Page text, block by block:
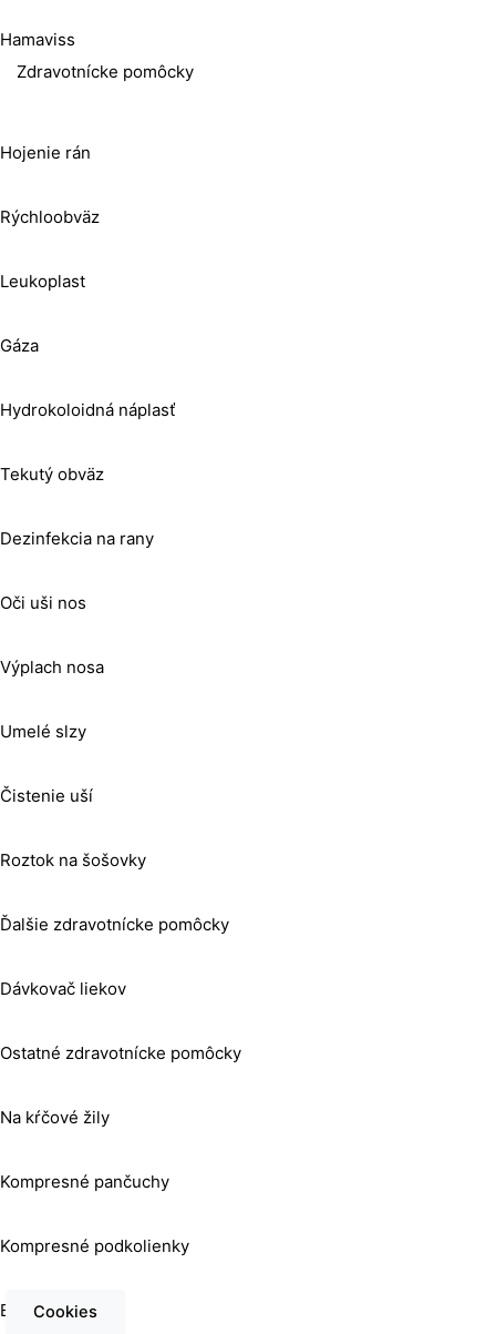
Hamaviss
Zdravotnícke pomôcky
Hojenie rán
Rýchloobväz
Leukoplast
Gáza
Hydrokoloidná náplasť
Tekutý obväz
Dezinfekcia na rany
Oči uši nos
Výplach nosa
Umelé slzy
Čistenie uší
Roztok na šošovky
Ďalšie zdravotnícke pomôcky
Dávkovač liekov
Ostatné zdravotnícke pomôcky
Na kŕčové žily
Kompresné pančuchy
Kompresné podkolienky
Elastický obväz
Cookies